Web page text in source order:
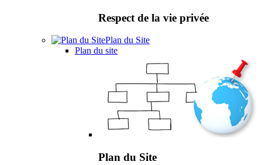
Respect de la vie privée
Plan du Site
Plan du site
Plan du Site